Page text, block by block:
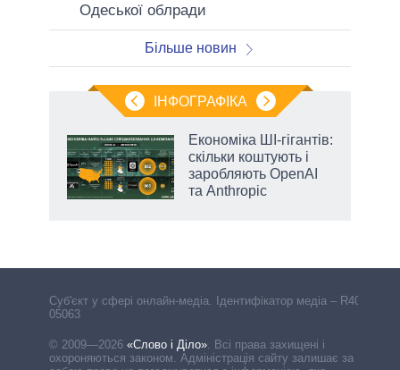
Одеської облради
Більше новин
ІНФОГРАФІКА
Економіка ШІ-гігантів:
скільки коштують і
заробляють OpenAI
та Anthropic
Cуб'єкт у сфері онлайн-медіа. Ідентифікатор медіа – R40-
05063
© 2009—2026 «Слово і Діло»
Всі права захищені і
охороняються законом. Адміністрація сайту залишає за